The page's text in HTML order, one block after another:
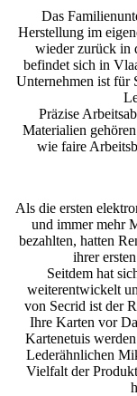
Das
Herstellung im
wieder zurück in
befindet sich in
Unternehmen ist für
Präzise
Materialien
wie faire
Als die ersten
und immer mehr
bezahlten, hatten
ihrer
Seitdem hat
weiterentwickelt
von Secrid ist der
Ihre Karten vor
Kartenetuis
Lederähnlichen
Vielfalt der